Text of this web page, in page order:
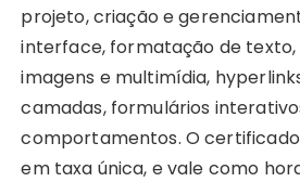
projeto, criação e
interface, formatação de texto,
imagens e multimídia,
camadas, formulários
comportamentos. O
em taxa única, e vale como